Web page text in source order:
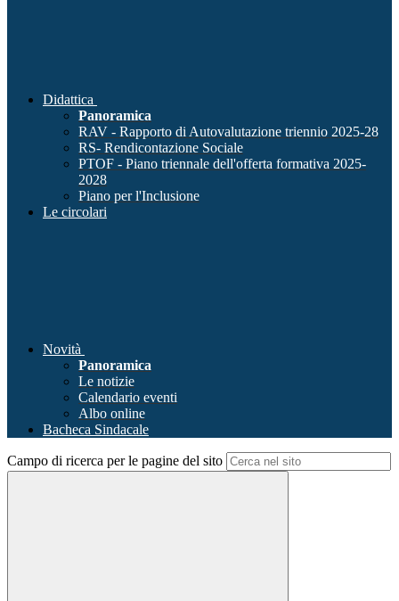
Didattica
Panoramica
RAV - Rapporto di Autovalutazione triennio 2025-28
RS- Rendicontazione Sociale
PTOF - Piano triennale dell'offerta formativa 2025-
2028
Piano per l'Inclusione
Le circolari
Novità
Panoramica
Le notizie
Calendario eventi
Albo online
Bacheca Sindacale
Campo di ricerca per le pagine del sito